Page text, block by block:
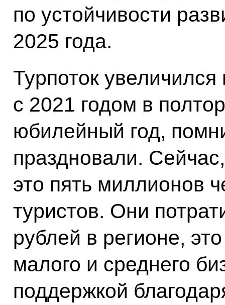
по устойчивости
2025 года.
Турпоток
с 2021 годом в
юбилейный год,
праздновали.
это пять миллионов
туристов. Они
рублей в регионе,
малого и среднего
поддержкой